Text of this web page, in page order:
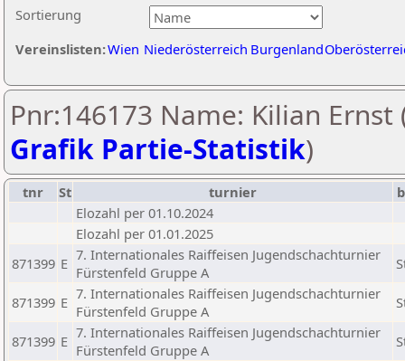
Sortierung
Vereinslisten:Wien Niederösterreich Burgenland
Pnr:146173 Name: Kilian Ernst
Grafik Partie-Statistik)
tnr St turnier
Elozahl per 01.10.2024
Elozahl per 01.01.2025
871399 E 7. Internationales Raiffeisen Jugendschachturnier
Fürstenfeld Gruppe A
871399 E 7. Internationales Raiffeisen Jugendschachturnier
Fürstenfeld Gruppe A
871399 E 7. Internationales Raiffeisen Jugendschachturnier
Fürstenfeld Gruppe A